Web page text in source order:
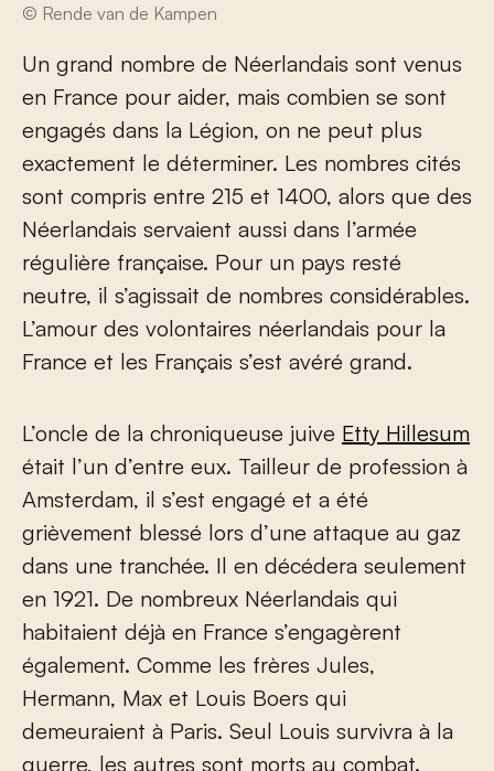
© Rende van de Kampen
Un grand nombre de Néerlandais sont venus
en France pour aider, mais combien se sont
engagés dans la Légion, on ne peut plus
exactement le déterminer. Les nombres cités
sont compris entre 215 et 1400, alors que des
Néerlandais servaient aussi dans l’armée
régulière française. Pour un pays resté
neutre, il s’agissait de nombres considérables.
L’amour des volontaires néerlandais pour la
France et les Français s’est avéré grand.
L’oncle de la chroniqueuse juive Etty Hillesum
était l’un d’entre eux. Tailleur de profession à
Amsterdam, il s’est engagé et a été
grièvement blessé lors d’une attaque au gaz
dans une tranchée. Il en décédera seulement
en 1921. De nombreux Néerlandais qui
habitaient déjà en France s’engagèrent
également. Comme les frères Jules,
Hermann, Max et Louis Boers qui
demeuraient à Paris. Seul Louis survivra à la
guerre, les autres sont morts au combat.